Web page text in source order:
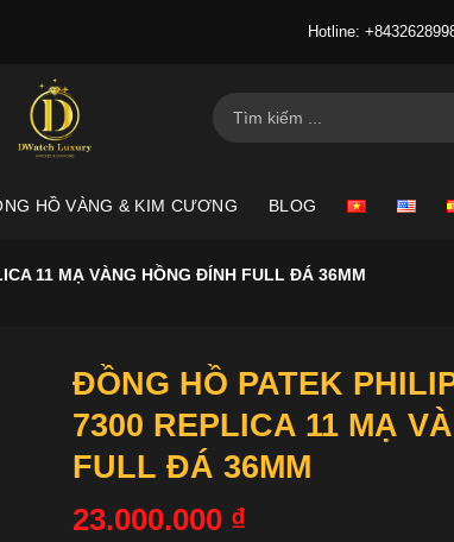
Hotline:
Tìm
kiếm:
HỒ VÀNG & KIM CƯƠNG BLOG
11 MẠ VÀNG HỒNG ĐÍNH FULL ĐÁ 36MM
ĐỒNG HỒ PATEK
7300 REPLICA 11 MẠ
FULL ĐÁ 36MM
23.000.000 ₫